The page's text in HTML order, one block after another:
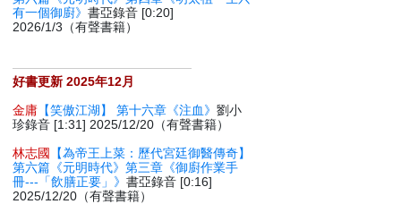
有一個御廚》書亞錄音 [0:20]
2026/1/3（有聲書籍）
好書更新 2025年12月
金庸 【笑傲江湖】 第十六章《注血》劉小
珍錄音 [1:31] 2025/12/20（有聲書籍）
林志國
【為帝王上菜：歷代宮廷御醫傳奇】
第六篇《元明時代》第三章《御廚作業手
冊---「飲膳正要」》書亞錄音 [0:16]
2025/12/20（有聲書籍）